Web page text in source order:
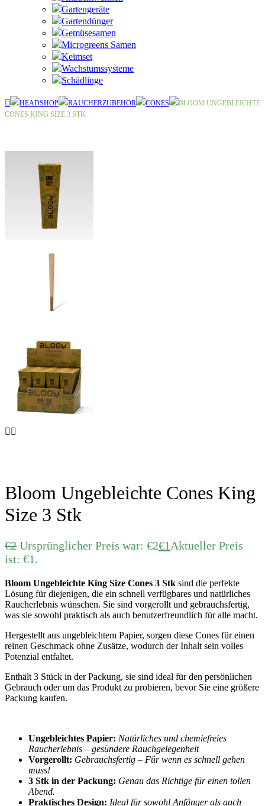
Gartengeräte
Gartendünger
Gemüsesamen
Microgreens Samen
Keimset
Wachstumssysteme
Schädlinge
HEADSHOP RAUCHERZUBEHÖR CONES
BLOOM UNGEBLEICHTE
CONES KING SIZE 3 STK
Bloom Ungebleichte Cones King
Size 3 Stk
€2 Ursprünglicher Preis war: €2€1 Aktueller Preis
ist: €1.
Bloom Ungebleichte King Size Cones 3 Stk sind die perfekte
Lösung für diejenigen, die ein schnell verfügbares und natürliches
Raucherlebnis wünschen. Sie sind vorgerollt und gebrauchsfertig,
was sie sowohl praktisch als auch benutzerfreundlich für alle macht.
Hergestellt aus ungebleichtem Papier, sorgen diese Cones für einen
reinen Geschmack ohne Zusätze, wodurch der Inhalt sein volles
Potenzial entfaltet.
Enthält 3 Stück in der Packung, sie sind ideal für den persönlichen
Gebrauch oder um das Produkt zu probieren, bevor Sie eine größere
Packung kaufen.
Ungebleichtes Papier: Natürliches und chemiefreies
Raucherlebnis – gesündere Rauchgelegenheit
Vorgerollt: Gebrauchsfertig – Für wenn es schnell gehen
muss!
3 Stk in der Packung: Genau das Richtige für einen tollen
Abend.
Praktisches Design: Ideal für sowohl Anfänger als auch